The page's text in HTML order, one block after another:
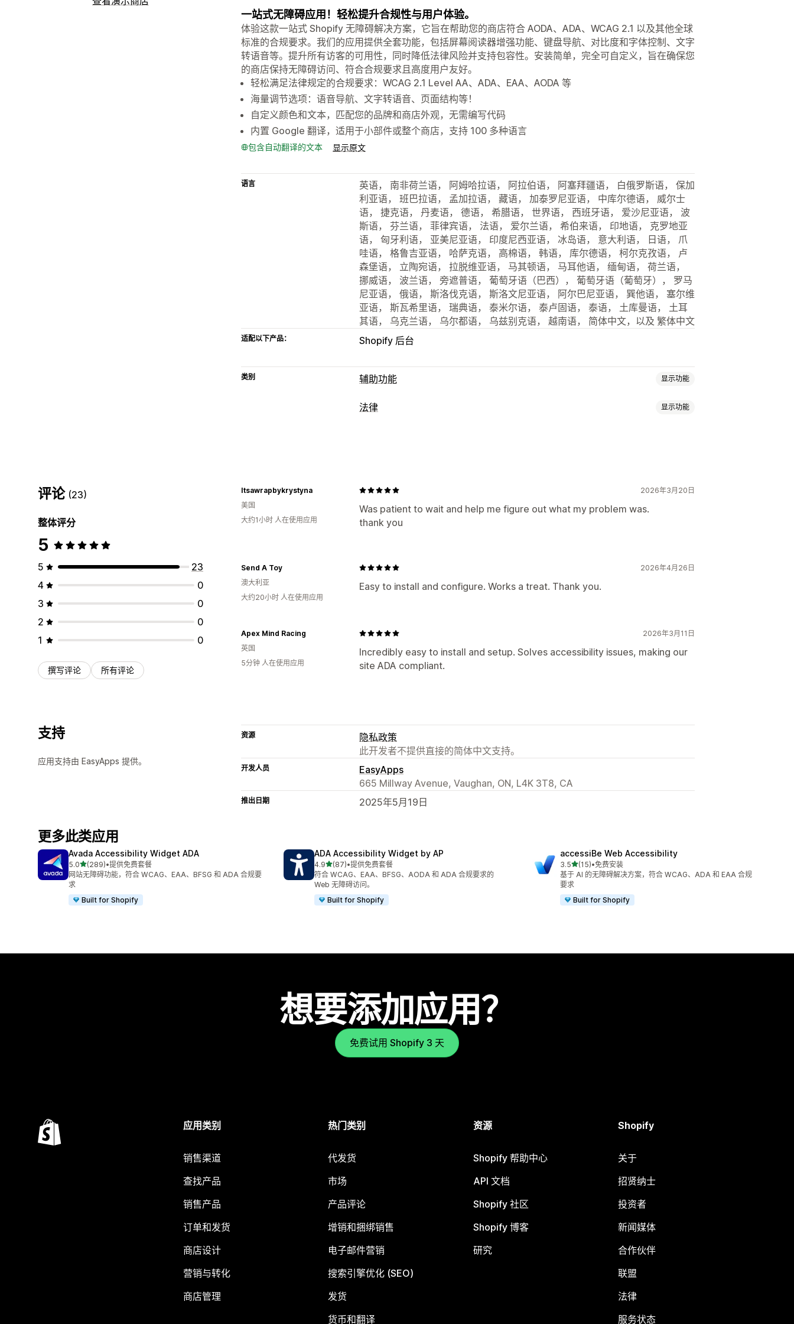
一站式无障碍应用！轻松提升合规性与用户体验。
体验这款一站式 Shopify 无障碍解决方案，它旨在帮助您的商店符合 AODA、ADA、WCAG 2.1 以及其他全球
标准的合规要求。我们的应用提供全套功能，包括屏幕阅读器增强功能、键盘导航、对比度和字体控制、文字
转语音等。提升所有访客的可用性，同时降低法律风险并支持包容性。安装简单，完全可自定义，旨在确保您
的商店保持无障碍访问、符合合规要求且高度用户友好。
轻松满足法律规定的合规要求：WCAG 2.1 Level AA、ADA、EAA、AODA 等
海量调节选项：语音导航、文字转语音、页面结构等！
自定义颜色和文本，匹配您的品牌和商店外观，无需编写代码
内置 Google 翻译，适用于小部件或整个商店，支持 100 多种语言
包含自动翻译的文本 显示原文
语言
英语， 南非荷兰语， 阿姆哈拉语， 阿拉伯语， 阿塞拜疆语， 白俄罗斯语， 保加
利亚语， 班巴拉语， 孟加拉语， 藏语， 加泰罗尼亚语， 中库尔德语， 威尔士
语， 捷克语， 丹麦语， 德语， 希腊语， 世界语， 西班牙语， 爱沙尼亚语， 波
斯语， 芬兰语， 菲律宾语， 法语， 爱尔兰语， 希伯来语， 印地语， 克罗地亚
语， 匈牙利语， 亚美尼亚语， 印度尼西亚语， 冰岛语， 意大利语， 日语， 爪
哇语， 格鲁吉亚语， 哈萨克语， 高棉语， 韩语， 库尔德语， 柯尔克孜语， 卢
森堡语， 立陶宛语， 拉脱维亚语， 马其顿语， 马耳他语， 缅甸语， 荷兰语，
挪威语， 波兰语， 旁遮普语， 葡萄牙语（巴西）， 葡萄牙语（葡萄牙）， 罗马
尼亚语， 俄语， 斯洛伐克语， 斯洛文尼亚语， 阿尔巴尼亚语， 巽他语， 塞尔维
亚语， 斯瓦希里语， 瑞典语， 泰米尔语， 泰卢固语， 泰语， 土库曼语， 土耳
其语， 乌克兰语， 乌尔都语， 乌兹别克语， 越南语， 简体中文，以及 繁体中文
适配以下产品： Shopify 后台
类别 辅助功能 显示功能
合规类型
搜索引擎优化 (SEO)
法律 显示功能
复选框 颜色和字体 地理位置 多语言
记住我 自定义文本 按钮
评论 (23)
整体评分
5
5
23
4
0
3
0
2
0
1
0
撰写评论 所有评论
2026年3月20日
Was patient to wait and help me figure out what my problem was.
thank you
Itsawrapbykrystyna
美国
大约1小时 人在使用应用
2026年4月26日
Easy to install and configure. Works a treat. Thank you.
Send A Toy
澳大利亚
大约20小时 人在使用应用
2026年3月11日
Incredibly easy to install and setup. Solves accessibility issues, making our
site ADA compliant.
Apex Mind Racing
英国
5分钟 人在使用应用
支持
应用支持由 EasyApps 提供。
资源
隐私政策
此开发者不提供直接的简体中文支持。
开发人员
EasyApps
665 Millway Avenue, Vaughan, ON, L4K 3T8, CA
推出日期 2025年5月19日
更多此类应用
Avada Accessibility Widget ADA
5.0星（满分 5 星）
(289)
总共 289 条评论
•提供免费套餐
网站无障碍功能，符合 WCAG、EAA、BFSG 和 ADA 合规要
求
Built for Shopify
ADA Accessibility Widget by AP
4.9星（满分 5 星）
(87)
总共 87 条评论
•提供免费套餐
符合 WCAG、EAA、BFSG、AODA 和 ADA 合规要求的
Web 无障碍访问。
Built for Shopify
accessiBe Web Accessibility
3.5星（满分 5 星）
(15)
总共 15 条评论
•免费安装
基于 AI 的无障碍解决方案，符合 WCAG、ADA 和 EAA 合规
要求
Built for Shopify
想要添加应用？
免费试用 Shopify 3 天
应用类别
销售渠道
查找产品
销售产品
订单和发货
商店设计
营销与转化
商店管理
热门类别
代发货
市场
产品评论
增销和捆绑销售
电子邮件营销
搜索引擎优化 (SEO)
发货
货币和翻译
资源
Shopify 帮助中心
API 文档
Shopify 社区
Shopify 博客
研究
Shopify
关于
招贤纳士
投资者
新闻媒体
合作伙伴
联盟
法律
服务状态